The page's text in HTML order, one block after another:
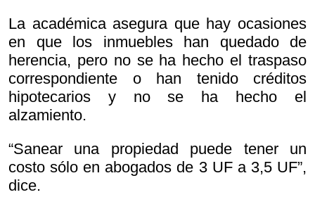
La académica asegura que hay ocasiones
en que los inmuebles han quedado de
herencia, pero no se ha hecho el traspaso
correspondiente o han tenido créditos
hipotecarios y no se ha hecho el
alzamiento.
“Sanear una propiedad puede tener un
costo sólo en abogados de 3 UF a 3,5 UF”,
dice.